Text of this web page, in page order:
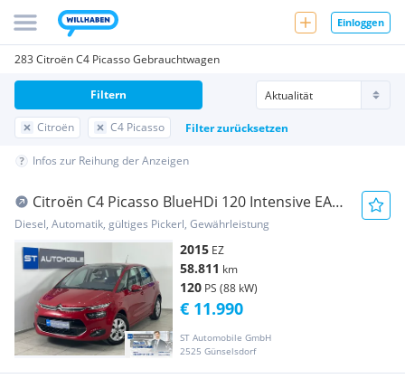
Einloggen
283 Citroën C4 Picasso Gebrauchtwagen
Citroën C4 Picasso Filter zurücksetzen
Filtern
Infos zur Reihung der Anzeigen
Citroën C4 Picasso BlueHDi 120 Intensive EAT6
Aut. // 1...
Diesel, Automatik, gültiges Pickerl, Gewährleistung
2015 EZ
58.811 km
120 PS (88 kW)
ST Automobile GmbH
2525 Günselsdorf
€ 11.990